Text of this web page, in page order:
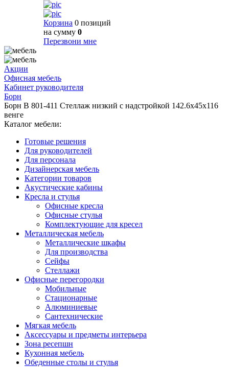
Корзина 0 позиций
на сумму 0
Перезвони мне
Акции
Офисная мебель
Кабинет руководителя
Борн
Борн В 801-411 Стеллаж низкий с надстройкой 142.6x45x116
венге
Каталог мебели:
Готовые решения
Для руководителей
Для персонала
Дизайнерская мебель
Категории товаров
Акустические кабины
Кресла и стулья
Офисные кресла
Офисные стулья
Комплектующие для кресел
Металлическая мебель
Металлические шкафы
Для производства
Сейфы
Стеллажи
Офисные перегородки
Мобильные
Стационарные
Алюминиевые
Сантехнические
Мягкая мебель
Аксессуары и предметы интерьера
Зона ресепшн
Кухонная мебель
Обеденные столы и стулья